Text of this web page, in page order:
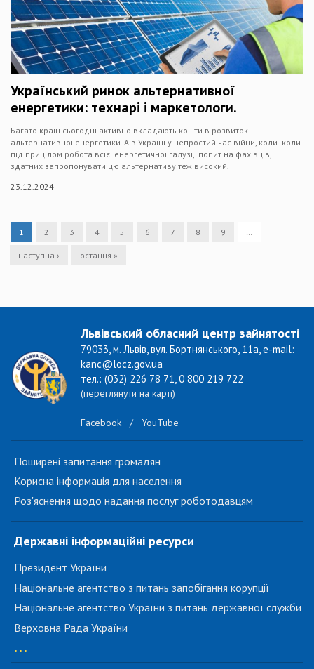
Український ринок альтернативної
енергетики: технарі і маркетологи.
Багато країн сьогодні активно вкладають кошти в розвиток
альтернативної енергетики. А в Україні у непростий час війни, коли коли
під прицілом робота всієї енергетичної галузі, попит на фахівців,
здатних запропонувати цю альтернативу теж високий.
23.12.2024
1 2 3 4 5 6 7 8 9 …
наступна › остання »
Львівський обласний центр зайнятості
79033, м. Львів, вул. Бортнянського, 11а, e-mail:
kanc@locz.gov.ua
тел.: (032) 226 78 71, 0 800 219 722
(переглянути на карті)
Facebook / YouTube
Поширені запитання громадян
Корисна інформація для населення
Роз'яснення щодо надання послуг роботодавцям
Державні інформаційні ресурси
Президент України
Національне агентство з питань запобігання корупції
Національне агентство України з питань державної служби
Верховна Рада України
...